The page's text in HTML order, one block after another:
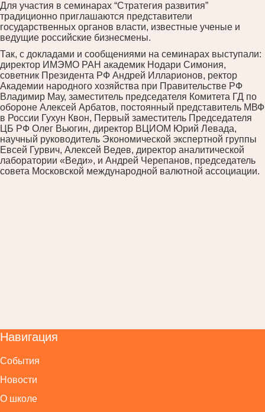
Для участия в семинарах “Стратегия развития”
традиционно приглашаются представители
государственных органов власти, известные ученые и
ведущие российские бизнесмены.
Так, с докладами и сообщениями на семинарах выступали:
директор ИМЭМО РАН академик Нодари Симония,
советник Президента РФ Андрей Илларионов, ректор
Академии народного хозяйства при Правительстве РФ
Владимир Мау, заместитель председателя Комитета ГД по
обороне Алексей Арбатов, постоянный представитель МВФ
в России Гухун Квон, Первый заместитель Председателя
ЦБ РФ Олег Вьюгин, директор ВЦИОМ Юрий Левада,
научный руководитель Экономической экспертной группы
Евсей Гурвич, Алексей Ведев, директор аналитической
лаборатории «Веди», и Андрей Черепанов, председатель
совета Московской международной валютной ассоциации.
Навигация
События
Новости
О школе